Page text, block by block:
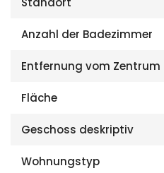
Anzahl der Badezimmer
Entfernung vom Zentrum
Fläche
Geschoss deskriptiv
Wohnungstyp